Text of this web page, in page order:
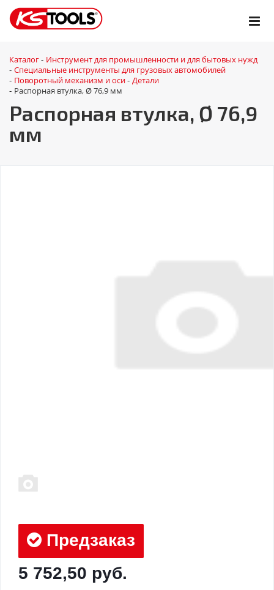
Каталог - Инструмент для промышленности и для бытовых нужд
- Специальные инструменты для грузовых автомобилей
- Поворотный механизм и оси - Детали
- Распорная втулка, Ø 76,9 мм
Распорная втулка, Ø 76,9
мм
Предзаказ
5 752,50 руб.